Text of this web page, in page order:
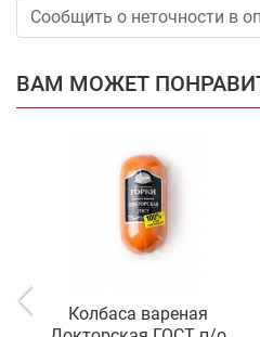
Сообщить о неточности в
ВАМ МОЖЕТ
Колбаса вареная